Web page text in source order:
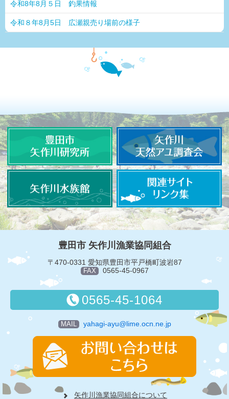
令和8年8月５日 釣果情報
令和８年8月5日 広瀬親売り場前の様子
豊田市 矢作川漁業協同組合
〒470-0331 愛知県豊田市平戸橋町波岩87
FAX 0565-45-0967
0565-45-1064
MAIL yahagi-ayu@lime.ocn.ne.jp
矢作川漁業協同組合について